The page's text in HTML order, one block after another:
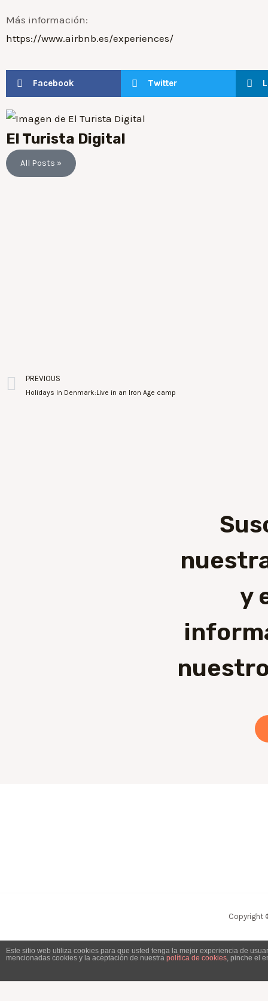
Más información:
https://www.airbnb.es/experiences/
Facebook Twitter
El Turista Digital
All Posts »
PREVIOUS
Holidays in Denmark:Live in an Iron Age camp
y
Copyright
Este sitio web utiliza cookies para que usted tenga la mejor experiencia de
mencionadas cookies y la aceptación de nuestra política de cookies , pinche el